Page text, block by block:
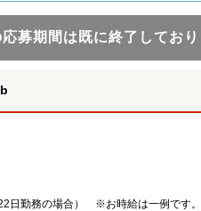
募期間は既に終了しており
日勤務の場合） ※お時給は一例です